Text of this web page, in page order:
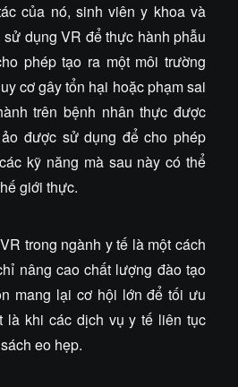
của nó, sinh viên y khoa và
dụng VR để thực hành phẫu
phép tạo ra một môi trường
cơ gây tổn hại hoặc phạm sai
trên bệnh nhân thực được
được sử dụng để cho phép
kỹ năng mà sau này có thể
giới thực.
trong ngành y tế là một cách
nâng cao chất lượng đào tạo
mang lại cơ hội lớn để tối ưu
là khi các dịch vụ y tế liên tục
eo hẹp.